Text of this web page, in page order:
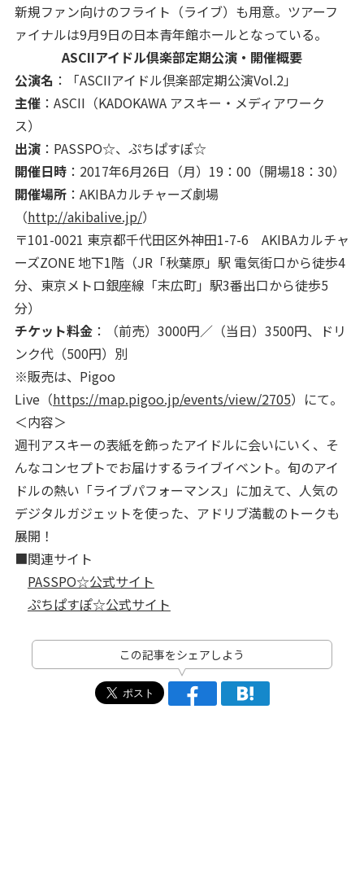
新規ファン向けのフライト（ライブ）も用意。ツアーフ
ァイナルは9月9日の日本青年館ホールとなっている。
ASCIIアイドル倶楽部定期公演・開催概要
公演名 ：「ASCIIアイドル倶楽部定期公演Vol.2」
主催：ASCII（KADOKAWA アスキー・メディアワーク
ス）
出演：PASSPO☆、ぷちぱすぽ☆
開催日時：2017年6月26日（月）19：00（開場18：30）
開催場所：AKIBAカルチャーズ劇場
（http://akibalive.jp/）
〒101-0021 東京都千代田区外神田1-7-6 AKIBAカルチャ
ーズZONE 地下1階（JR「秋葉原」駅 電気街口から徒歩4
分、東京メトロ銀座線「末広町」駅3番出口から徒歩5
分）
チケット料金：（前売）3000円／（当日）3500円、ドリ
ンク代（500円）別
※販売は、Pigoo
Live（https://map.pigoo.jp/events/view/2705）にて。
＜内容＞
週刊アスキーの表紙を飾ったアイドルに会いにいく、そ
んなコンセプトでお届けするライブイベント。旬のアイ
ドルの熱い「ライブパフォーマンス」に加えて、人気の
デジタルガジェットを使った、アドリブ満載のトークも
展開！
■関連サイト
PASSPO☆公式サイト
ぷちぱすぽ☆公式サイト
この記事をシェアしよう